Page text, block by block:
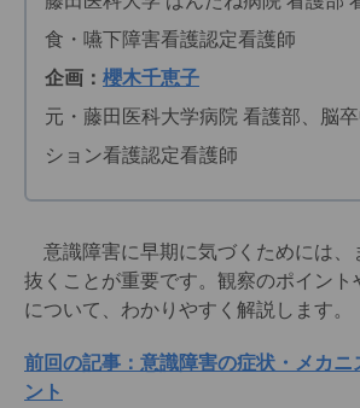
食・嚥下障害看護認定看護師
企画： 櫻木千恵子
元・藤田医科大学病院 看護部、脳
ション看護認定看護師
意識障害に早期に気づくためには、
抜くことが重要です。観察のポイント
について、わかりやすく解説します。
前回の記事：意識障害の症状・メカニ
ント